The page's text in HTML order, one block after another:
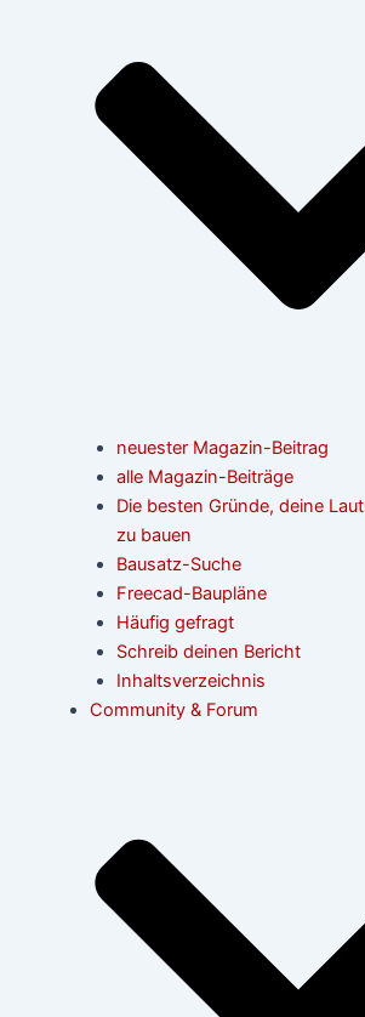
neuester Magazin-Beitrag
alle Magazin-Beiträge
Die besten Gründe, deine
zu bauen
Bausatz-Suche
Freecad-Baupläne
Häufig gefragt
Schreib deinen Bericht
Inhaltsverzeichnis
Community & Forum